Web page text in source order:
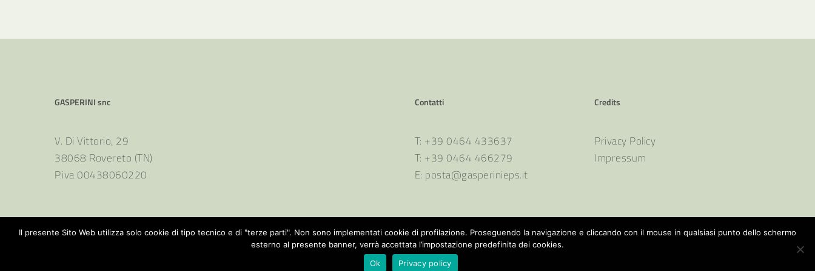
GASPERINI snc
V. Di Vittorio, 29
38068 Rovereto (TN)
P.iva 00438060220
Contatti
T: +39 0464 433637
T: +39 0464 466279
E: posta@gasperinieps.it
Credits
Privacy Policy
Impressum
Il presente Sito Web utilizza solo cookie di tipo tecnico e di "terze parti". Non sono implementati cookie di profilazione. Proseguendo la navigazione e cliccando con il mouse in qualsiasi punto dello schermo
esterno al presente banner, verrà accettata l’impostazione predefinita dei cookies.
Ok
Privacy policy